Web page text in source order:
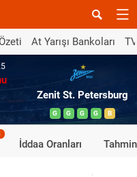
At Yarışı Bankoları
Zenit St. Petersburg
G G G G B
İddaa Oranları